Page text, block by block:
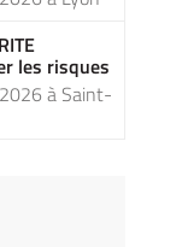
les risques
à Saint-